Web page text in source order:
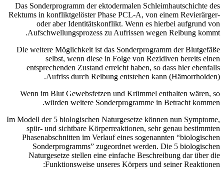
Das Sonderprogramm der ektodermalen Schleimhautschichte des
Rektums in konfliktgelöster Phase PCL-A, von einem Revierärger-
oder aber Identitätskonflikt. Wenn es hierbei aufgrund von
Aufschwellungsprozess zu Aufrissen wegen Reibung kommt.
Die weitere Möglichkeit ist das Sonderprogramm der Blutgefäße
selbst, wenn diese in Folge von Rezidiven bereits einen
entsprechenden Zustand erreicht haben, so dass hier ebenfalls
Aufriss durch Reibung entstehen kann (Hämorrhoiden).
Wenn im Blut Gewebsfetzen und Krümmel enthalten wären, so
würden weitere Sonderprogramme in Betracht kommen.
Im Modell der 5 biologischen Naturgesetze können nun Symptome,
spür- und sichtbare Körperreaktionen, sehr genau bestimmten
Phasenabschnitten im Verlauf eines sogenannten “biologischen
Sonderprogramms” zugeordnet werden. Die 5 biologischen
Naturgesetze stellen eine einfache Beschreibung dar über die
Funktionsweise unseres Körpers und seiner Reaktionen: